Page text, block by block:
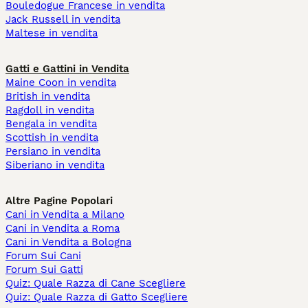
Bouledogue Francese in vendita
Jack Russell in vendita
Maltese in vendita
Gatti e Gattini in Vendita
Maine Coon in vendita
British in vendita
Ragdoll in vendita
Bengala in vendita
Scottish in vendita
Persiano in vendita
Siberiano in vendita
Altre Pagine Popolari
Cani in Vendita a Milano
Cani in Vendita a Roma
Cani in Vendita a Bologna
Forum Sui Cani
Forum Sui Gatti
Quiz: Quale Razza di Cane Scegliere
Quiz: Quale Razza di Gatto Scegliere